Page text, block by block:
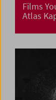
Films
Atlas